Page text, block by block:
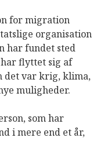
for migration
organisation
har fundet sted
flyttet sig af
det var krig, klima,
muligheder.
som har
i mere end et år,